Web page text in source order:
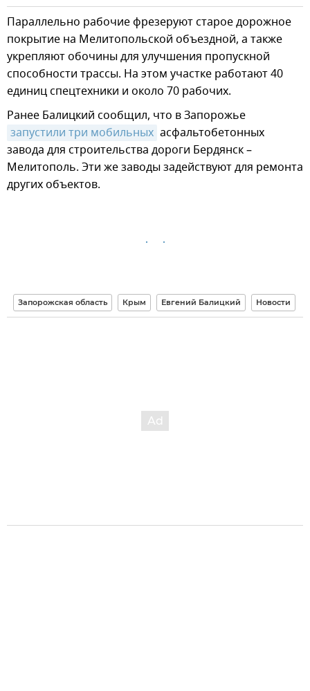
Параллельно рабочие фрезеруют старое дорожное
покрытие на Мелитопольской объездной, а также
укрепляют обочины для улучшения пропускной
способности трассы. На этом участке работают 40
единиц спецтехники и около 70 рабочих.
Ранее Балицкий сообщил, что в Запорожье
запустили три мобильных асфальтобетонных
завода для строительства дороги Бердянск –
Мелитополь. Эти же заводы задействуют для ремонта
других объектов.
Запорожская область Крым Евгений Балицкий Новости